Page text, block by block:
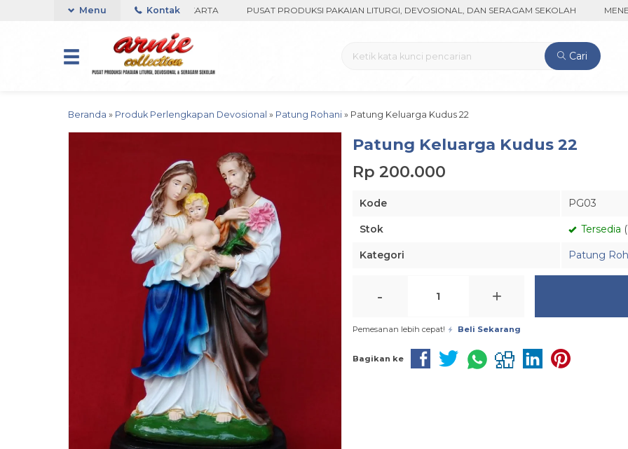
ARNIE COLLECTION-BORO, YOGYAKARTA PUSAT PRODUKSI PAKAIAN LITURGI, DEVOSIONAL, DAN SERAGAM SEKOLAH
Menu Kontak
Cari
Beranda » Produk Perlengkapan Devosional » Patung Rohani » Patung Keluarga Kudus 22
Patung Keluarga Kudus 22
Rp 200.000
Kode PG03
Stok Tersedia
Kategori Patung
- +
Pemesanan lebih cepat! Beli Sekarang
Bagikan ke